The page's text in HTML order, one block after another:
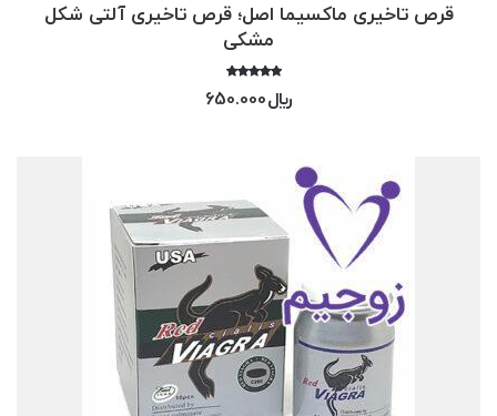
قرص تاخیری ماکسیما اصل؛ قرص تاخیری آلتی شکل
مشکی
5.00
﷼650.000